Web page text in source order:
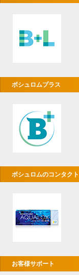
ボシュロムプラス
ボシュロムのコンタク
お客様サポート